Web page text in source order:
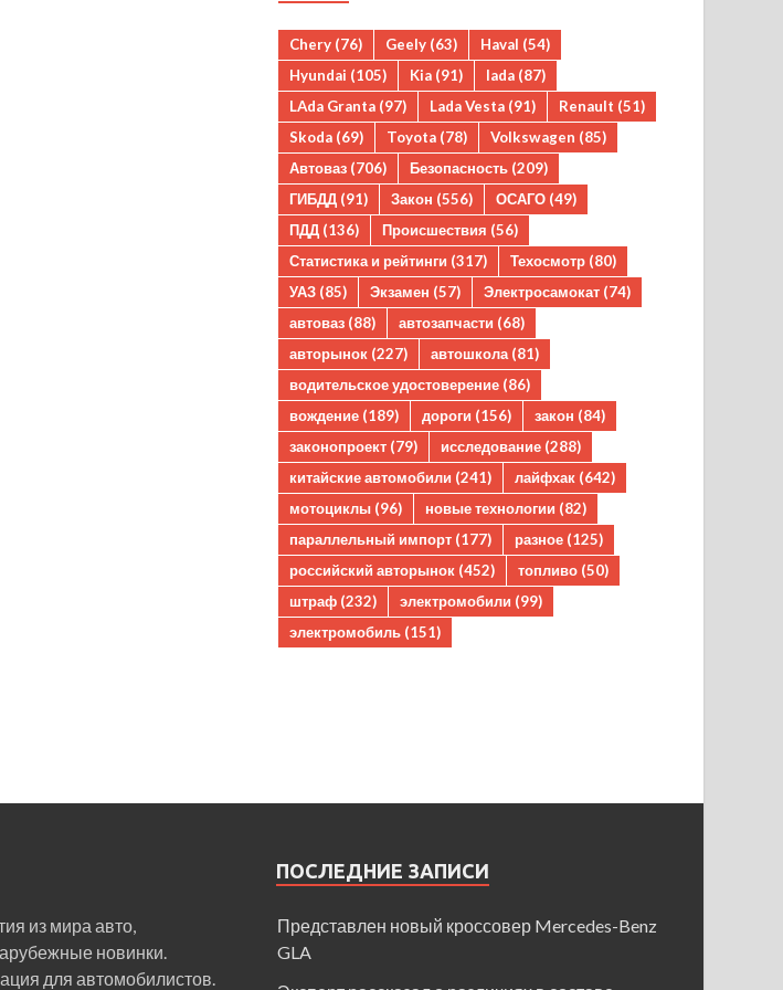
Chery (76) Geely (63) Haval (54)
Hyundai (105) Kia (91) lada (87)
LAda Granta (97) Lada Vesta (91) Renault (51)
Skoda (69) Toyota (78) Volkswagen (85)
Автоваз (706) Безопасность (209)
ГИБДД (91) Закон (556) ОСАГО (49)
ПДД (136) Происшествия (56)
Статистика и рейтинги (317) Техосмотр (80)
УАЗ (85) Экзамен (57) Электросамокат (74)
автоваз (88) автозапчасти (68)
авторынок (227) автошкола (81)
водительское удостоверение (86)
вождение (189) дороги (156) закон (84)
законопроект (79) исследование (288)
китайские автомобили (241) лайфхак (642)
мотоциклы (96) новые технологии (82)
параллельный импорт (177) разное (125)
российский авторынок (452) топливо (50)
штраф (232) электромобили (99)
электромобиль (151)
из мира авто,
новинки.
для автомобилистов.
ПОСЛЕДНИЕ ЗАПИСИ
Представлен новый кроссовер Mercedes-Benz
GLA